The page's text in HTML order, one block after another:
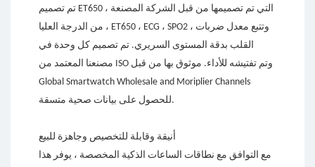
تم تصميم ET650 ، التي تم تصميمها من قبل الشركة المصنعة
من الدرجة العليا ، ET650 ، ECG ، SPO2 ، وتتبع معدل ضربات
القلب بدقة المستوى السريري. تم تصميم كل وحدة في
مصنعنا المعتمد من ISO وتم تفتيشه للأداء. موثوق بها من قبل
Global Smartwatch Wholesale and Moriplier Channels
للحصول على بيانات صحية متسقة.
أنيقة وقابلة للتخصيص وجاهزة للبيع
مع التوافق مع نطاقات الساعات الذكية المخصصة ، يوفر هذا